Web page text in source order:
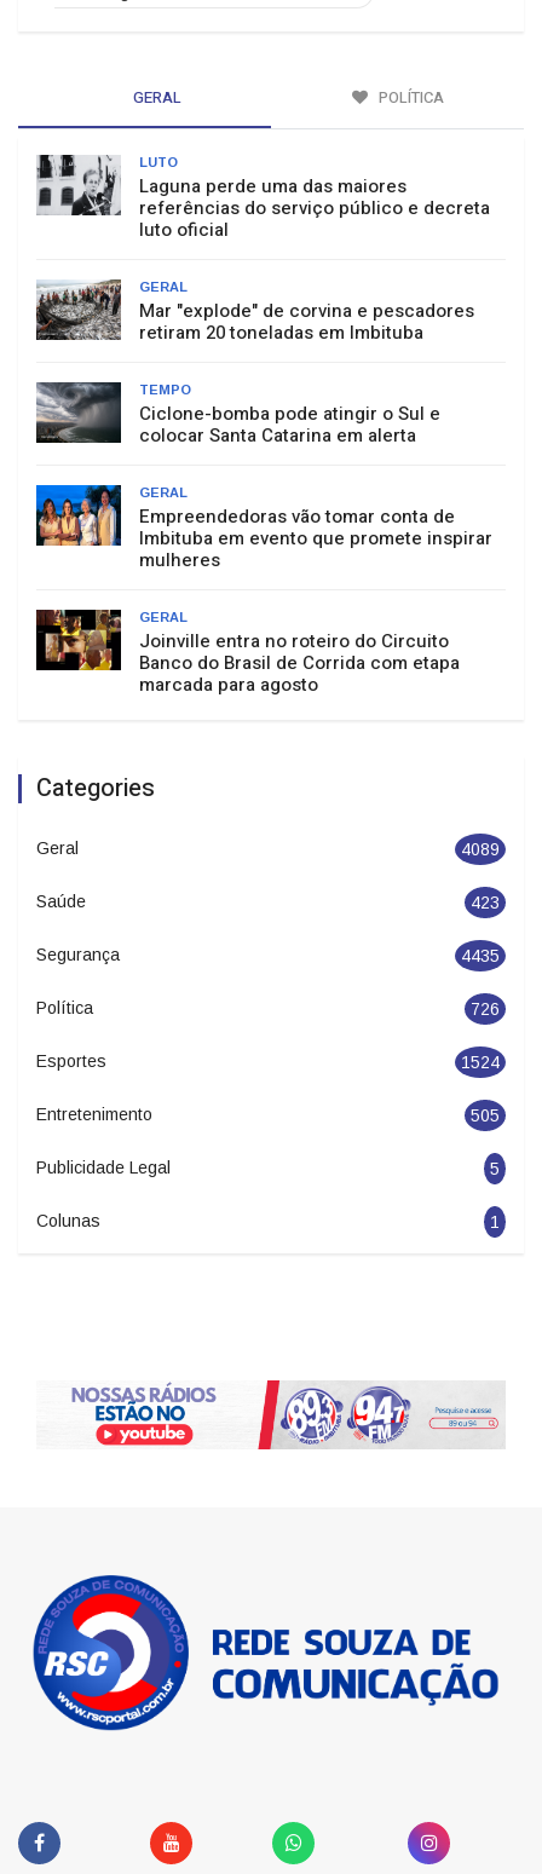
GERAL POLÍTICA
LUTO
Laguna perde uma das maiores
referências do serviço público e decreta
luto oficial
GERAL
Mar "explode" de corvina e pescadores
retiram 20 toneladas em Imbituba
TEMPO
Ciclone-bomba pode atingir o Sul e
colocar Santa Catarina em alerta
GERAL
Empreendedoras vão tomar conta de
Imbituba em evento que promete inspirar
mulheres
GERAL
Joinville entra no roteiro do Circuito
Banco do Brasil de Corrida com etapa
marcada para agosto
Categories
Geral 4089
Saúde 423
Segurança 4435
Política 726
Esportes 1524
Entretenimento 505
Publicidade Legal 5
Colunas 1